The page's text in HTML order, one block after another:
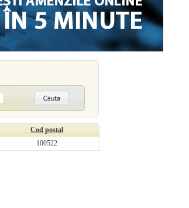
Cod postal
100522